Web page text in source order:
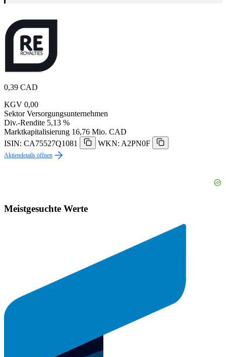
0,39 CAD
KGV 0,00
Sektor Versorgungsunternehmen
Div.-Rendite 5,13 %
Marktkapitalisierung 16,76 Mio. CAD
ISIN: CA75527Q1081
WKN: A2PN0F
Aktiendetails öffnen
Meistgesuchte Werte